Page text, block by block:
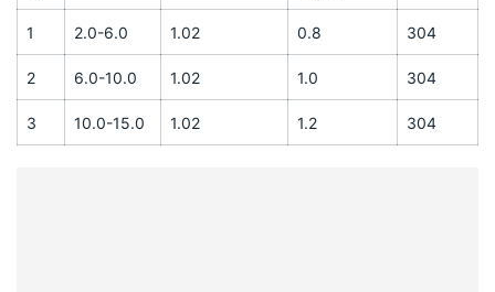
1 2.0-6.0 1.02 0.8 304
2 6.0-10.0 1.02 1.0 304
3 10.0-15.0 1.02 1.2 304